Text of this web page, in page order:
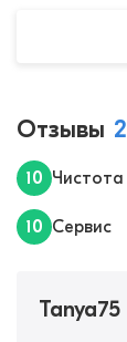
Отзывы 2
10 Чистота
10 Сервис
Tanya75